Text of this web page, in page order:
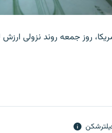
روز جمعه روند نزولی